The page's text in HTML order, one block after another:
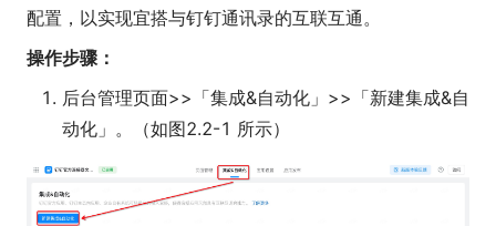
配置，以实现宜搭与钉钉通讯录的互联互通。
操作步骤：
后台管理页面>>「集成&自动化」>>「新建集成&自
动化」。（如图2.2-1 所示）